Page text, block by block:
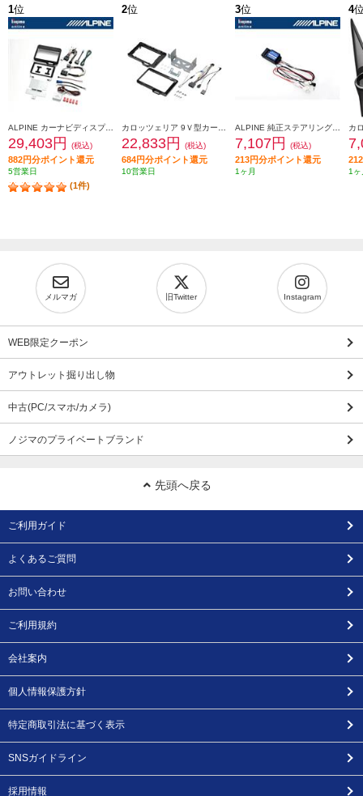
1位
ALPINE カーナビディスプレイオーディオ取付けキット N-BOX(JF5/6系)専用 KTX-XF11-NB-56-NR
29,403円 (税込)
882円分ポイント還元
5営業日
(1件)
2位
22,833円 (税込)
684円分ポイント還元
10営業日
3位
7,107円 (税込)
213円分ポイント還元
1ヶ月
4
1ヶ
メルマガ 旧Twitter Instagram
WEB限定クーポン
アウトレット掘り出し物
中古(PC/スマホ/カメラ)
ノジマのプライベートブランド
先頭へ戻る
ご利用ガイド
よくあるご質問
お問い合わせ
ご利用規約
会社案内
個人情報保護方針
特定商取引法に基づく表示
SNSガイドライン
採用情報